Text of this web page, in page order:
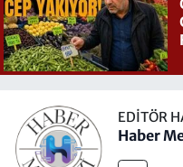
EDITÖR
Haber